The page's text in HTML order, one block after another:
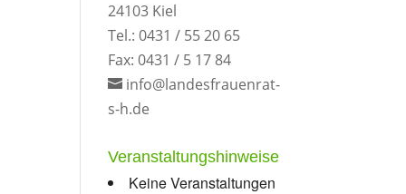
24103 Kiel
Tel.: 0431 / 55 20 65
Fax: 0431 / 5 17 84
info@landesfrauenrat-
s-h.de
Veranstaltungshinweise
Keine Veranstaltungen